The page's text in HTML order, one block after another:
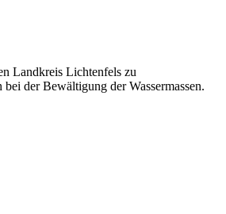
Landkreis Lichtenfels zu
der Bewältigung der Wassermassen.